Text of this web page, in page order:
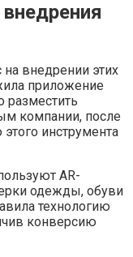
внедрении этих
приложение
разместить
компании, после
инструмента
AR-
одежды, обуви
технологию
конверсию